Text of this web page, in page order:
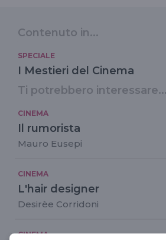
Contenuto in...
SPECIALE
I Mestieri del Cinema
Ti potrebbero interessare...
CINEMA
Il rumorista
Mauro Eusepi
CINEMA
L'hair designer
Desirèe Corridoni
CINEMA